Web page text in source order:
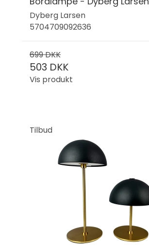
Dyberg Larsen
5704709092636
699 DKK
503 DKK
Vis produkt
Tilbud